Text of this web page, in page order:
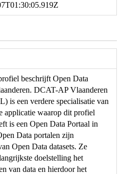
beschrijft Open Data
DCAT-AP Vlaanderen
is een verdere specialisatie van
applicatie waarop dit profiel
is een Open Data Portaal in
Data portalen zijn
Open Data datasets. Ze
doelstelling het
van data en hierdoor het